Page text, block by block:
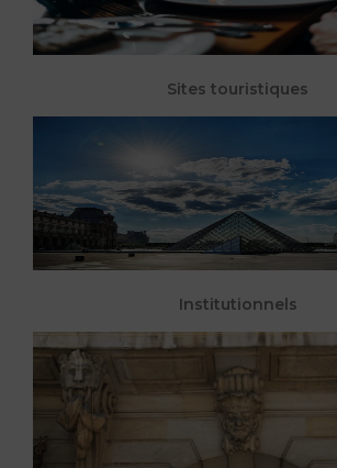
Sites touristiques
Institutionnels